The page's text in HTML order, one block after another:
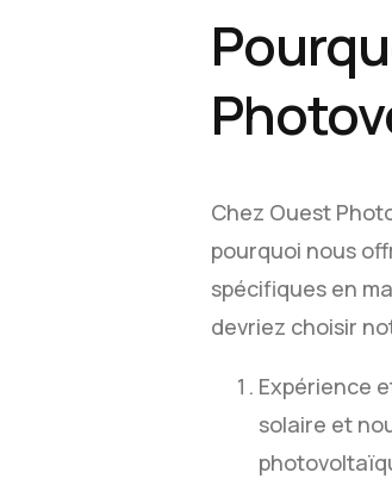
Chez Ouest
pourquoi nous
spécifiques en
devriez choisir
Expérience
solaire et